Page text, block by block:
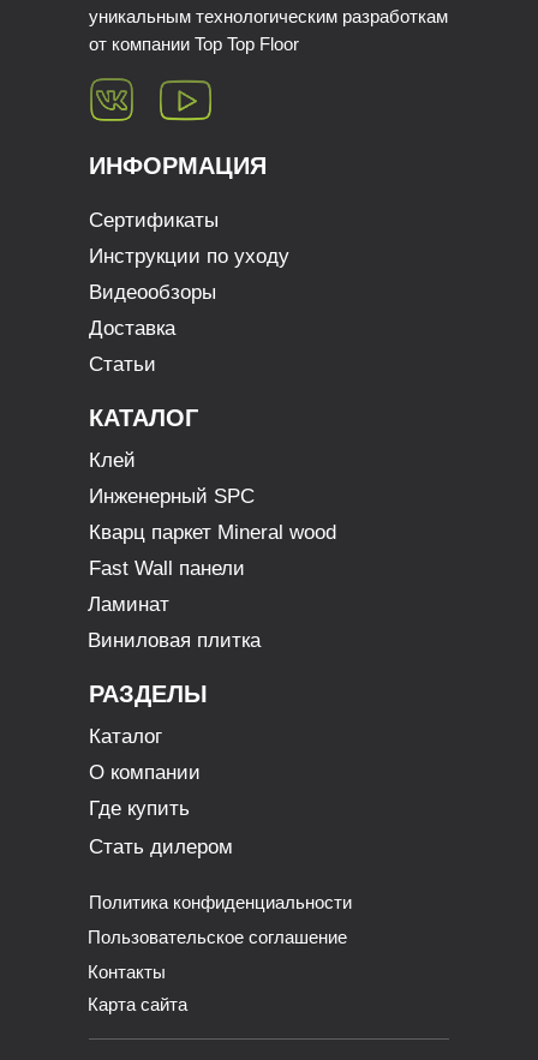
уникальным технологическим разработкам
от компании Top Top Floor
Политика конфиденциальности
Пользовательское соглашение
Карта сайта
ИНФОРМАЦИЯ
РАЗДЕЛЫ
КАТАЛОГ
Сертификаты
Инструкции по уходу
Видеообзоры
Доставка
Каталог
О компании
Где купить
Стать дилером
Контакты
Клей
Инженерный SPC
Кварц паркет Mineral wood
Fast Wall панели
Статьи
Ламинат
Виниловая плитка